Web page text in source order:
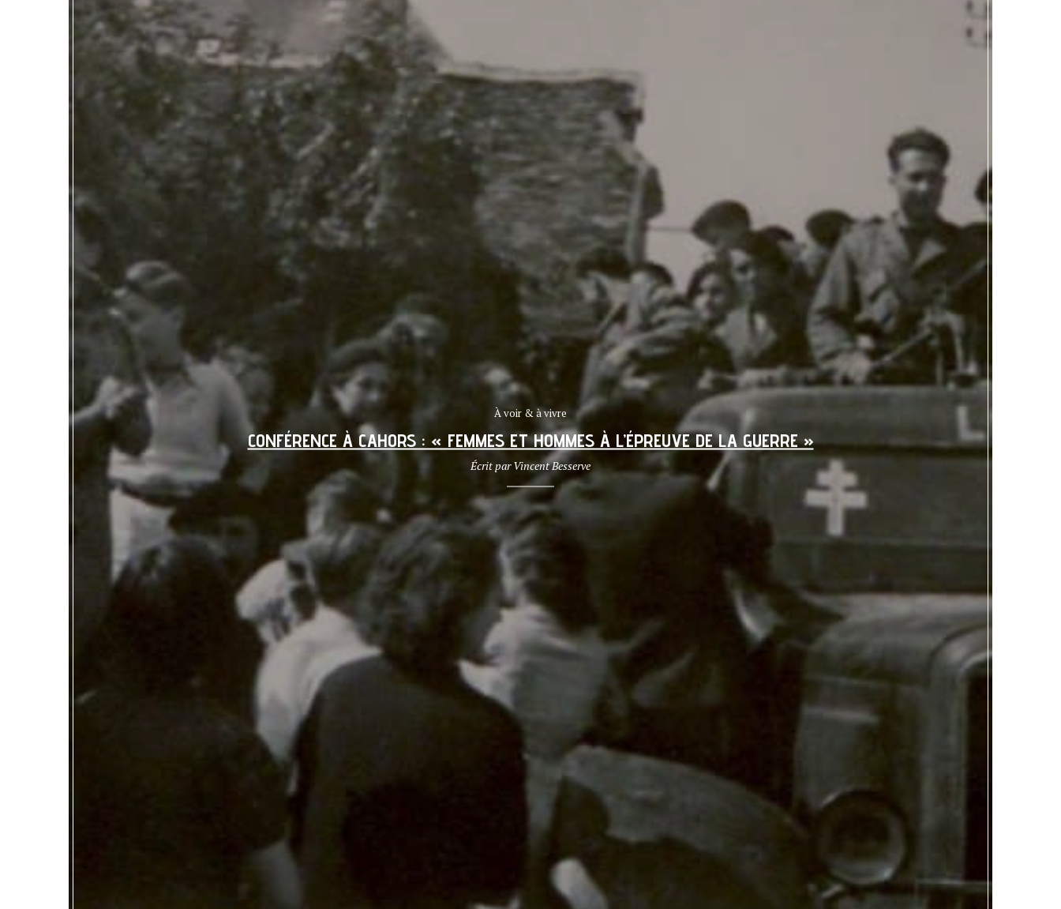
À voir & à vivre
CONFÉRENCE À CAHORS : « FEMMES ET HOMMES À L’ÉPREUVE DE LA GUERRE »
Écrit parVincent Besserve